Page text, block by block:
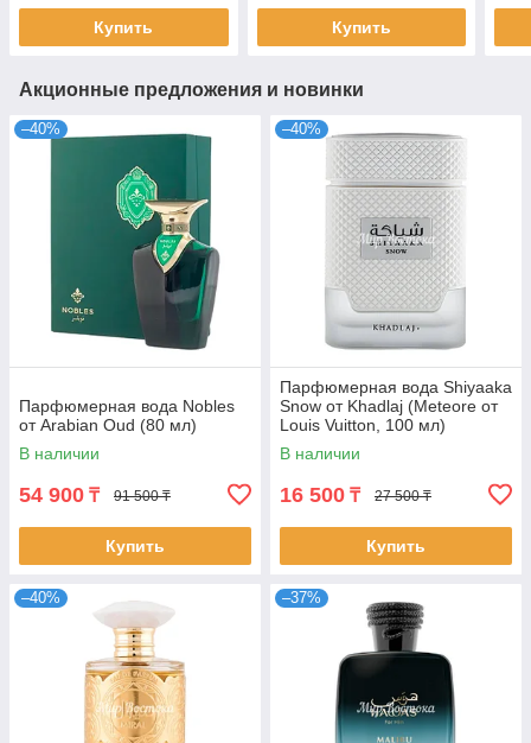
Купить Купить
Акционные предложения и новинки
–40%
Парфюмерная вода Nobles
от Arabian Oud (80 мл)
В наличии
54 900 ₸ 91 500 ₸
Купить
–40%
Парфюмерная вода Shiyaaka
Snow от Khadlaj (Meteore от
Louis Vuitton, 100 мл)
В наличии
16 500 ₸ 27 500 ₸
Купить
–40% –37%